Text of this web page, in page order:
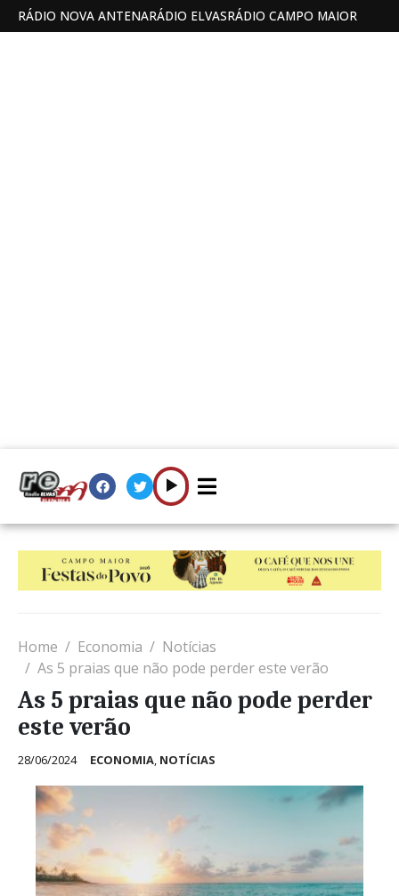
RÁDIO NOVA ANTENARÁDIO ELVASRÁDIO CAMPO MAIOR
Home Economia
Notícias
As 5 praias que não pode perder este verão
As 5 praias que não pode perder
este verão
28/06/2024 ECONOMIA, NOTÍCIAS